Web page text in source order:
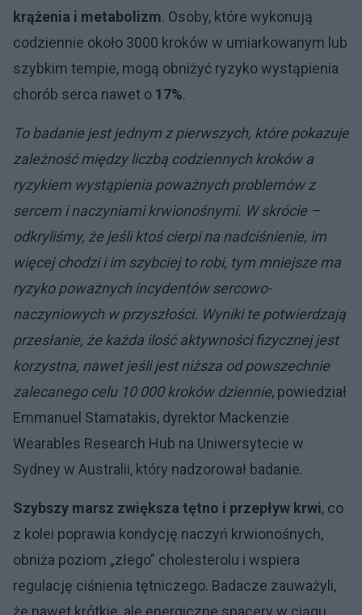
krążenia i metabolizm. Osoby, które wykonują
codziennie około 3000 kroków w umiarkowanym lub
szybkim tempie, mogą obniżyć ryzyko wystąpienia
chorób serca nawet o 17%.
To badanie jest jednym z pierwszych, które pokazuje
zależność między liczbą codziennych kroków a
ryzykiem wystąpienia poważnych problemów z
sercem i naczyniami krwionośnymi. W skrócie –
odkryliśmy, że jeśli ktoś cierpi na nadciśnienie, im
więcej chodzi i im szybciej to robi, tym mniejsze ma
ryzyko poważnych incydentów sercowo-
naczyniowych w przyszłości. Wyniki te potwierdzają
przesłanie, że każda ilość aktywności fizycznej jest
korzystna, nawet jeśli jest niższa od powszechnie
zalecanego celu 10 000 kroków dziennie, powiedział
Emmanuel Stamatakis, dyrektor Mackenzie
Wearables Research Hub na Uniwersytecie w
Sydney w Australii, który nadzorował badanie.
Szybszy marsz zwiększa tętno i przepływ krwi, co
z kolei poprawia kondycję naczyń krwionośnych,
obniża poziom „złego” cholesterolu i wspiera
regulację ciśnienia tętniczego. Badacze zauważyli,
że nawet krótkie, ale energiczne spacery w ciągu